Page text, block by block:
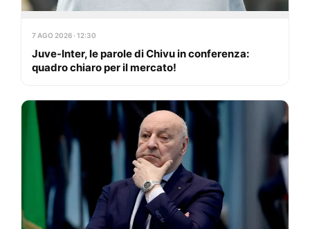
7 AGO 2026 · 12:30
Juve-Inter, le parole di Chivu in conferenza:
quadro chiaro per il mercato!